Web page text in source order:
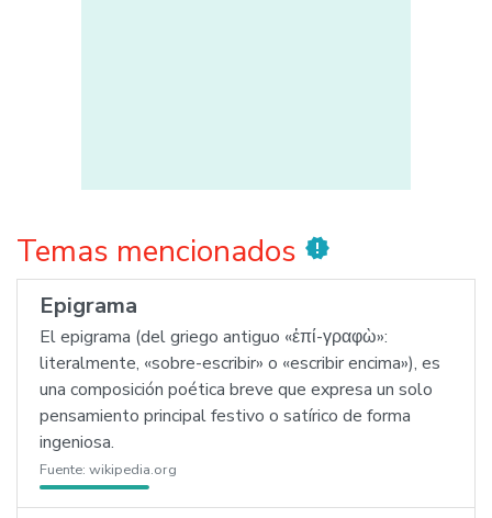
Temas mencionados new_releases
Epigrama
El epigrama (del griego antiguo «ἐπί-γραφὼ»:
literalmente, «sobre-escribir» o «escribir encima»), es
una composición poética breve que expresa un solo
pensamiento principal festivo o satírico de forma
ingeniosa.
Fuente: wikipedia.org